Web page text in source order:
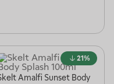
21%
Amalfi Sunset Body